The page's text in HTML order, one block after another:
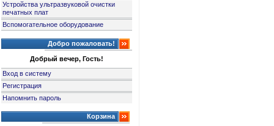
Устройства ультразвуковой очистки
печатных плат
Вспомогательное оборудование
Добро пожаловать!
Добрый вечер, Гость!
Вход в систему
Регистрация
Напомнить пароль
Корзина